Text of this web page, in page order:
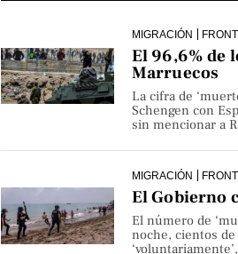
MIGRACIÓN
El 96,6% de
Marruecos
La cifra de
Schengen con
sin mencionar a
MIGRACIÓN
El Gobierno
El número de
noche, cientos